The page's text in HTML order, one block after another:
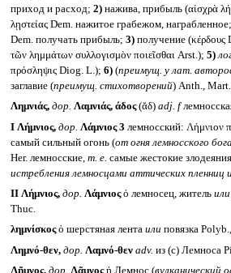
приход и расход; 2)нажива, прибыль (αἰσχρὰ
λῃστείας Dem. нажитое грабежом,
Dem. получать прибыль; 3)получение (κέρδους
τῶν λημμάτων συλλογισμὸν ποιεῖσθαι Arst.); 5)
πρόσληψις Diog. L.); 6)(преимущ. у лат.
заглавие (преимущ. стихотворений) Anth.,
Λημνιάς, дор. Λαμνιάς, άδος(ᾰδ) adj. f
I Λήμνιος, дор. Λάμνιος 3 лемносский: Λήμνιον
самый сильный огонь (от огня лемносского
Her. лемносские, т. е. самые жестокие
истребления лемносцами аттических пленниц
II Λήμνιος, дор. Λάμνιοςὁ лемносец, житель или
Thuc.
λημνίσκοςὁ шерстяная лента или повязка
Λημνό-θεν, дор. Λαμνό-θεν adv. из (с) Лемноса
Λῆμνος, дор. Λᾶμνοςἡ Лемнос (вулканический